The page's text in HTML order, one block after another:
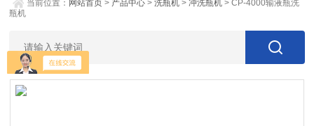
当前位置： 网站首页 > 产品中心 >洗瓶机 >冲洗瓶机 > CP-4000输液瓶洗
瓶机